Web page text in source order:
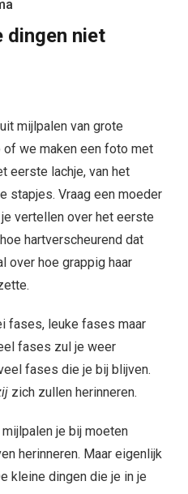
dingen niet
mijlpalen van grote
of we maken een foto met
eerste lachje, van het
stapjes. Vraag een moeder
vertellen over het eerste
hartverscheurend dat
over hoe grappig haar
fases, leuke fases maar
fases zul je weer
fases die je bij blijven.
zich zullen herinneren.
je bij moeten
herinneren. Maar eigenlijk
kleine dingen die je in je